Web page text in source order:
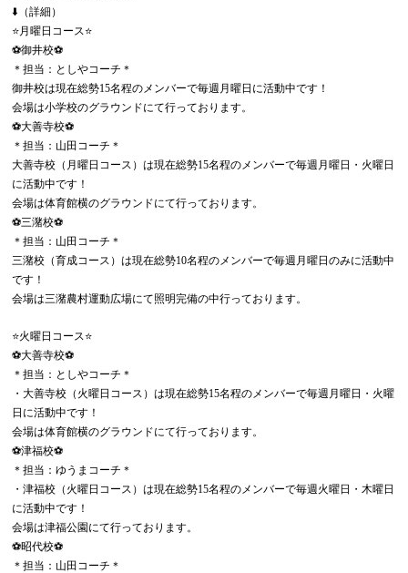
⬇️（詳細）
⭐️月曜日コース⭐️
⚽️御井校⚽️
＊担当：としやコーチ＊
御井校は現在総勢15名程のメンバーで毎週月曜日に活動中です！
会場は小学校のグラウンドにて行っております。
⚽️大善寺校⚽️
＊担当：山田コーチ＊
大善寺校（月曜日コース）は現在総勢15名程のメンバーで毎週月曜日・火曜日
に活動中です！
会場は体育館横のグラウンドにて行っております。
⚽️三潴校⚽️
＊担当：山田コーチ＊
三潴校（育成コース）は現在総勢10名程のメンバーで毎週月曜日のみに活動中
です！
会場は三潴農村運動広場にて照明完備の中行っております。
⭐️火曜日コース⭐️
⚽️大善寺校⚽️
＊担当：としやコーチ＊
・大善寺校（火曜日コース）は現在総勢15名程のメンバーで毎週月曜日・火曜
日に活動中です！
会場は体育館横のグラウンドにて行っております。
⚽️津福校⚽️
＊担当：ゆうまコーチ＊
・津福校（火曜日コース）は現在総勢15名程のメンバーで毎週火曜日・木曜日
に活動中です！
会場は津福公園にて行っております。
⚽️昭代校⚽️
＊担当：山田コーチ＊